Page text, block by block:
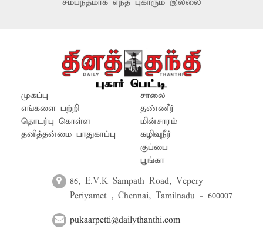
சம்பந்தமாக எந்த புகாரும் இல்லை
முகப்பு
எங்களை பற்றி
தொடர்பு கொள்ள
தனித்தன்மை பாதுகாப்பு
சாலை
தண்ணீர்
மின்சாரம்
கழிவுநீர்
குப்பை
பூங்கா
86, E.V.K Sampath Road, Vepery
Periyamet , Chennai, Tamilnadu - 600007
pukaarpetti@dailythanthi.com